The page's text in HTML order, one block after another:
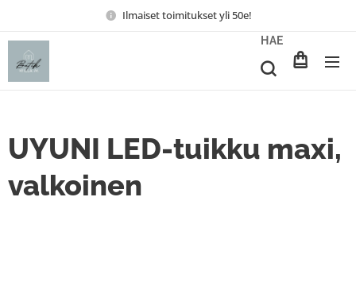
Ilmaiset toimitukset yli 50e!
HAE
UYUNI LED-tuikku maxi,
valkoinen